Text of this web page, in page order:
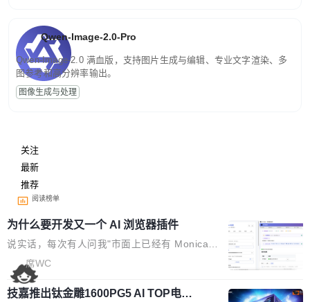
Qwen-Image-2.0-Pro
Qwen-Image-2.0 满血版，支持图片生成与编辑、专业文字渲染、多
图参考和高分辨率输出。
图像生成与处理
关注
最新
推荐
阅读榜单
为什么要开发又一个 AI 浏览器插件
说实话，每次有人问我"市面上已经有 Monica、
Sider、Copilot for Chrome 这些 AI 浏览器插件
了，你为什么还要再做一个"，我都觉得这个问题
问得好。 因为我自己也是从用户变成开发者的。
席WC
技嘉推出钛金雕1600PG5 AI TOP电